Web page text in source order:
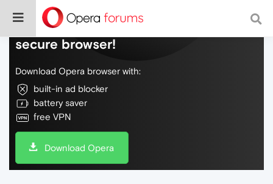
Do more on the web, with a fast and
secure browser!
Download Opera browser with:
built-in ad blocker
battery saver
free VPN
Download Opera